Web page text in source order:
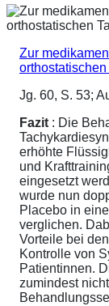
Zur
Jg. 60, S. 53;
Fazit : Die
erhöhte
und
eingesetzt
wurde nun
Placebo in
verglichen.
Vorteile bei
Kontrolle von
Patientinnen.
zumindest